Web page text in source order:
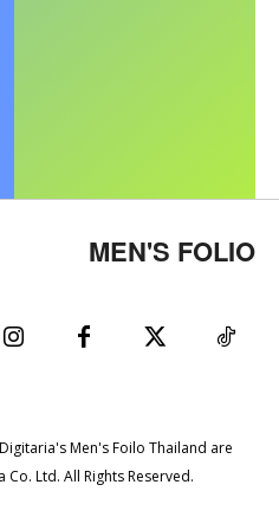
MEN'S FOLIO
Men's Foilo Thailand are
Ltd. All Rights Reserved.